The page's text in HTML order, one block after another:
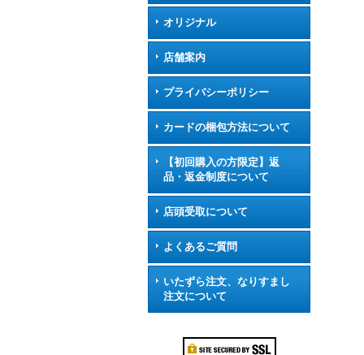
オリジナル
店舗案内
プライバシーポリシー
カードの梱包方法について
【初回購入の方限定】返
品・返金制度について
店頭受取について
よくあるご質問
いたずら注文、なりすまし
注文について